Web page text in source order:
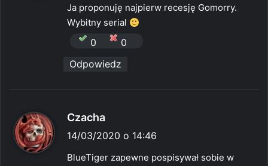
e
Ja proponuję najpierw recesję Gomorry.
Wybitny serial
0
0
Odpowiedz
Czacha
i
14/03/2020 o 14:46
BlueTiger zapewne pospisywał sobie w